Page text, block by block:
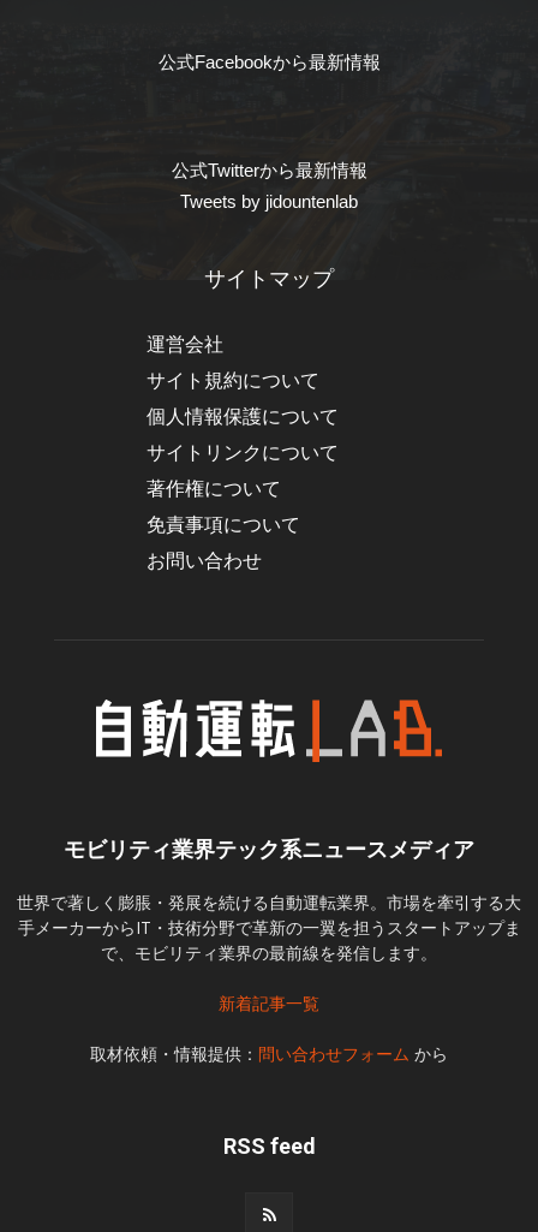
公式Facebookから最新情報
公式Twitterから最新情報
Tweets by jidountenlab
サイトマップ
運営会社
サイト規約について
個人情報保護について
サイトリンクについて
著作権について
免責事項について
お問い合わせ
モビリティ業界テック系ニュースメディア
世界で著しく膨脹・発展を続ける自動運転業界。市場を牽引する大
手メーカーからIT・技術分野で革新の一翼を担うスタートアップま
で、モビリティ業界の最前線を発信します。
新着記事一覧
取材依頼・情報提供： 問い合わせフォーム から
RSS feed